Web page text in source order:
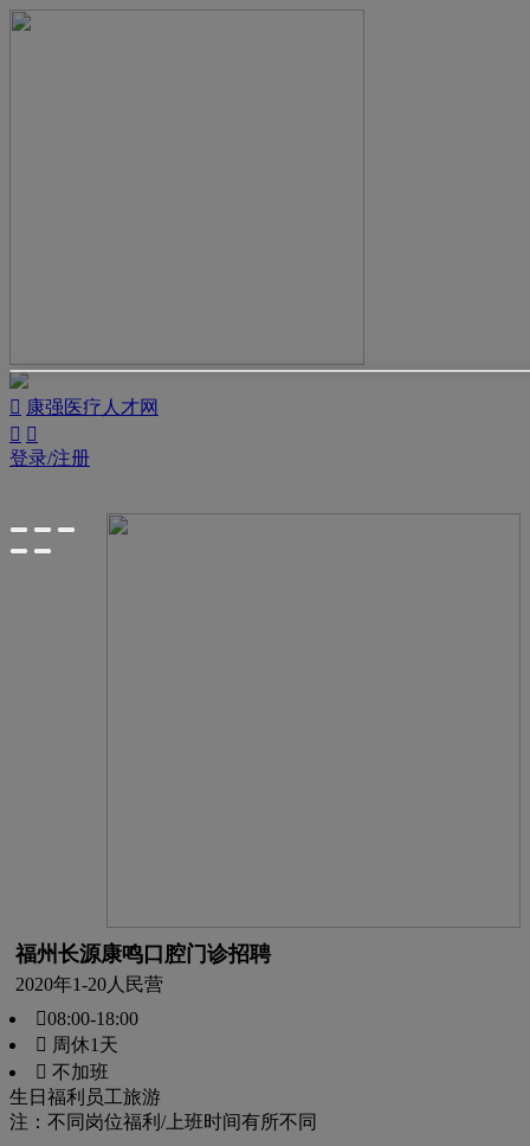
 康强医疗人才网
 
登录/注册
福州长源康鸣口腔门诊招聘
2020年1-20人 民营
08:00-18:00
 周休1天
 不加班
生日福利 员工旅游
注：不同岗位福利/上班时间有所不同